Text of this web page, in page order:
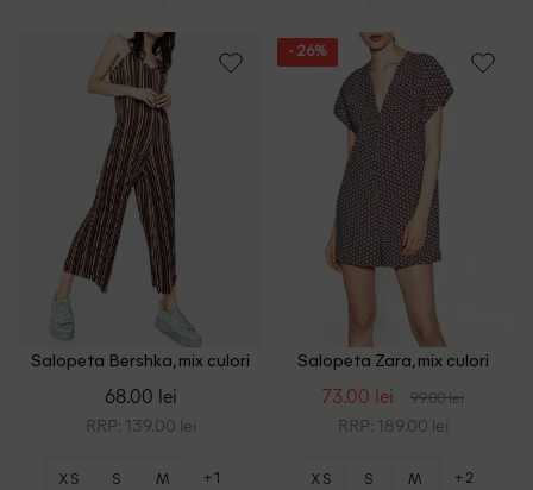
Salopeta Bershka, mix culori
68.00 lei
RRP: 139.00 lei
XS S M +1
- 26%
Salopeta Zara, mix culori
73.00 lei 99.00 lei
RRP: 189.00 lei
XS S M +2